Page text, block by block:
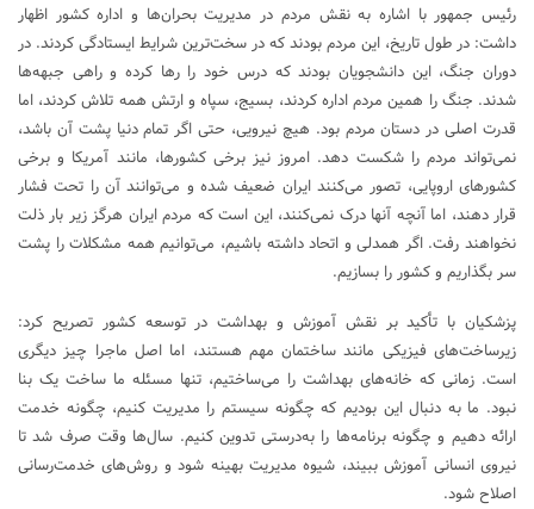
رئیس جمهور با اشاره به نقش مردم در مدیریت بحران‌ها و اداره کشور اظهار
داشت: در طول تاریخ، این مردم بودند که در سخت‌ترین شرایط ایستادگی کردند. در
دوران جنگ، این دانشجویان بودند که درس خود را رها کرده و راهی جبهه‌ها
شدند. جنگ را همین مردم اداره کردند، بسیج، سپاه و ارتش همه تلاش کردند، اما
قدرت اصلی در دستان مردم بود. هیچ نیرویی، حتی اگر تمام دنیا پشت آن باشد،
نمی‌تواند مردم را شکست دهد. امروز نیز برخی کشورها، مانند آمریکا و برخی
کشورهای اروپایی، تصور می‌کنند ایران ضعیف شده و می‌توانند آن را تحت فشار
قرار دهند، اما آنچه آنها درک نمی‌کنند، این است که مردم ایران هرگز زیر بار ذلت
نخواهند رفت. اگر همدلی و اتحاد داشته باشیم، می‌توانیم همه مشکلات را پشت
سر بگذاریم و کشور را بسازیم.
پزشکیان با تأکید بر نقش آموزش و بهداشت در توسعه کشور تصریح کرد:
زیرساخت‌های فیزیکی مانند ساختمان مهم هستند، اما اصل ماجرا چیز دیگری
است. زمانی که خانه‌های بهداشت را می‌ساختیم، تنها مسئله ما ساخت یک بنا
نبود. ما به دنبال این بودیم که چگونه سیستم را مدیریت کنیم، چگونه خدمت
ارائه دهیم و چگونه برنامه‌ها را به‌درستی تدوین کنیم. سال‌ها وقت صرف شد تا
نیروی انسانی آموزش ببیند، شیوه مدیریت بهینه شود و روش‌های خدمت‌رسانی
اصلاح شود.